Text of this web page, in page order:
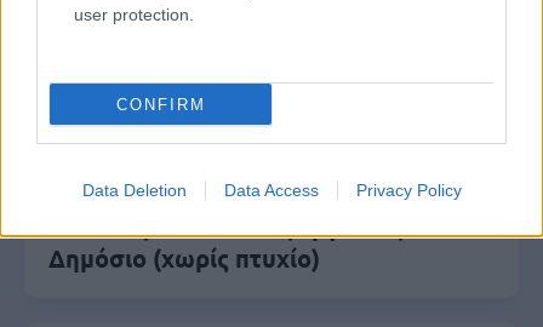
user protection.
CONFIRM
Data Deletion Data Access Privacy Policy
Δημοφιλείς Ειδήσεις
Δημόσιο (χωρίς πτυχίο)